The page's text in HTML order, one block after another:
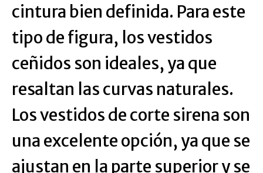
cintura bien definida. Para este
tipo de figura, los vestidos
ceñidos son ideales, ya que
resaltan las curvas naturales.
Los vestidos de corte sirena son
una excelente opción, ya que se
ajustan en la parte superior y se